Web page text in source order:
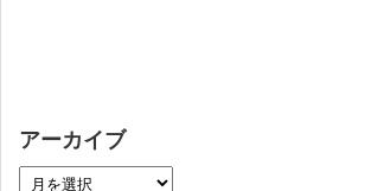
アーカイブ